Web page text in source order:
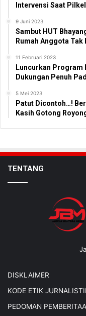
Intervensi Saat
9 Juni 2023
Sambut HUT
Rumah Anggota Tak
11 Februari 2023
Luncurkan Program
Dukungan Penuh
5 Mei 2023
Patut Dicontoh…!
Kasih Gotong
TENTANG
DISKLAIMER
KODE ETIK
PEDOMAN